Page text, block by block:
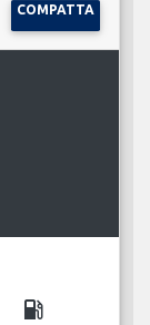
COMPATTA
local_gas_station